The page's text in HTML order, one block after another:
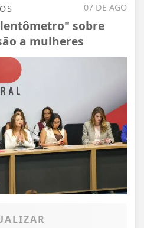
07 DE AGO
sobre
a mulheres